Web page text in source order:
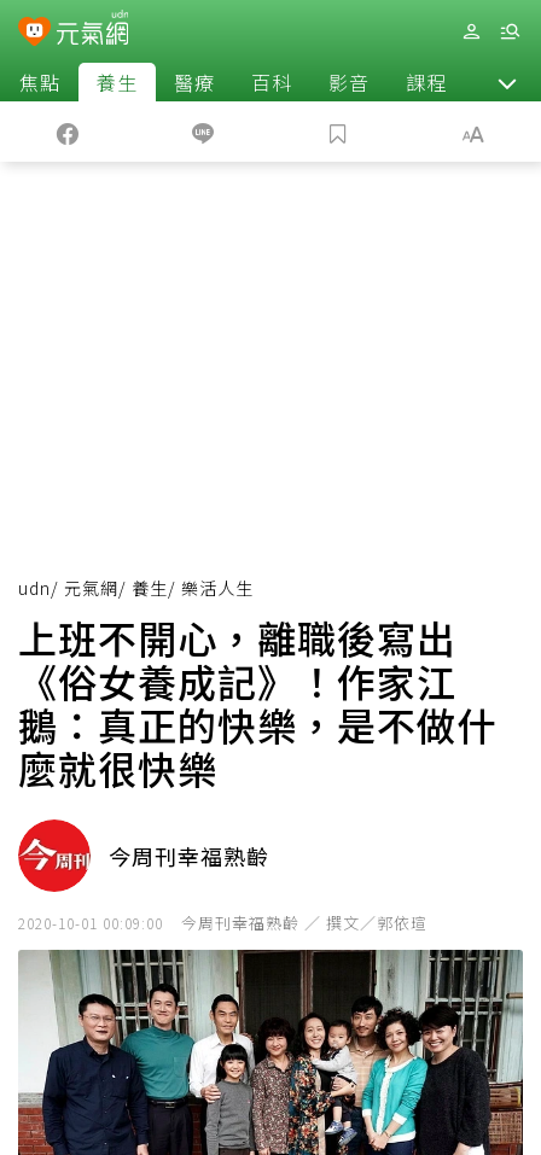
焦點 養生 醫療 百科 影音 課程 退休
udn/ 元氣網/ 養生/ 樂活人生
上班不開心，離職後寫出
《俗女養成記》！作家江
鵝：真正的快樂，是不做什
麼就很快樂
今周刊幸福熟齡
2020-10-01 00:09:00 今周刊幸福熟齡 ／ 撰文／郭依瑄